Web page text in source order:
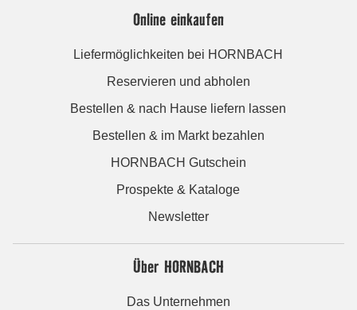
Online einkaufen
Liefermöglichkeiten bei HORNBACH
Reservieren und abholen
Bestellen & nach Hause liefern lassen
Bestellen & im Markt bezahlen
HORNBACH Gutschein
Prospekte & Kataloge
Newsletter
Über HORNBACH
Das Unternehmen